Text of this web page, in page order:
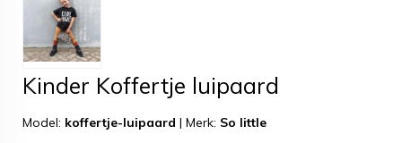
Kinder Koffertje luipaard
Model: koffertje-luipaard | Merk: So little